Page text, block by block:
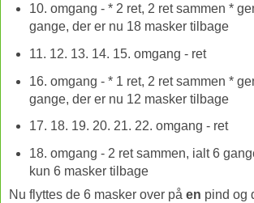
10. omgang - * 2 ret, 2 ret sammen *
gange, der er nu 18 masker tilbage
11. 12. 13. 14. 15. omgang - ret
16. omgang - * 1 ret, 2 ret sammen *
gange, der er nu 12 masker tilbage
17. 18. 19. 20. 21. 22. omgang - ret
18. omgang - 2 ret sammen, ialt 6
kun 6 masker tilbage
Nu flyttes de 6 masker over på en pind og